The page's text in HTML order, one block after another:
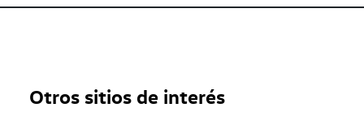
Otros sitios de interés